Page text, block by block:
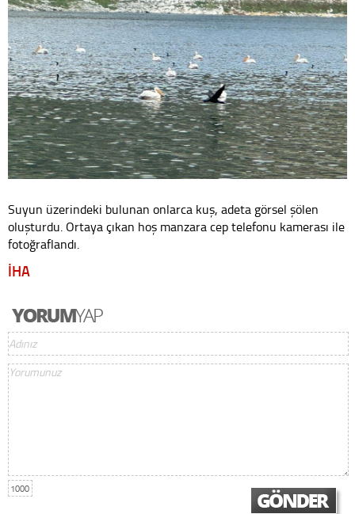
Suyun üzerindeki bulunan onlarca kuş, adeta görsel şölen
oluşturdu. Ortaya çıkan hoş manzara cep telefonu kamerası ile
fotoğraflandı.
İHA
1000